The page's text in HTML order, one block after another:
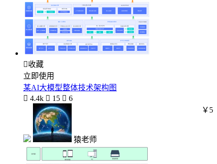
收藏
立即使用
某AI大模型整体技术架构图
 4.4k  15  6
猿老师
￥5